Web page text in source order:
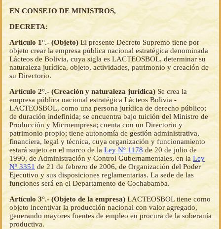
EN CONSEJO DE MINISTROS,
DECRETA:
Artículo 1°.- (Objeto) El presente Decreto Supremo tiene por
objeto crear la empresa pública nacional estratégica denominada
Lácteos de Bolivia, cuya sigla es LACTEOSBOL, determinar su
naturaleza jurídica, objeto, actividades, patrimonio y creación de
su Directorio.
Artículo 2°.- (Creación y naturaleza jurídica) Se crea la
empresa pública nacional estratégica Lácteos Bolivia -
LACTEOSBOL, como una persona jurídica de derecho público;
de duración indefinida; se encuentra bajo tuición del Ministro de
Producción y Microempresa; cuenta con un Directorio y
patrimonio propio; tiene autonomía de gestión administrativa,
financiera, legal y técnica, cuya organización y funcionamiento
estará sujeto en el marco de la Ley Nº 1178de 20 de julio de
1990, de Administración y Control Gubernamentales, en la Ley
Nº 3351 de 21 de febrero de 2006, de Organización del Poder
Ejecutivo y sus disposiciones reglamentarias. La sede de las
funciones será en el Departamento de Cochabamba.
Artículo 3°.- (Objeto de la empresa) LACTEOSBOL tiene como
objeto incentivar la producción nacional con valor agregado,
generando mayores fuentes de empleo en procura de la soberanía
productiva.